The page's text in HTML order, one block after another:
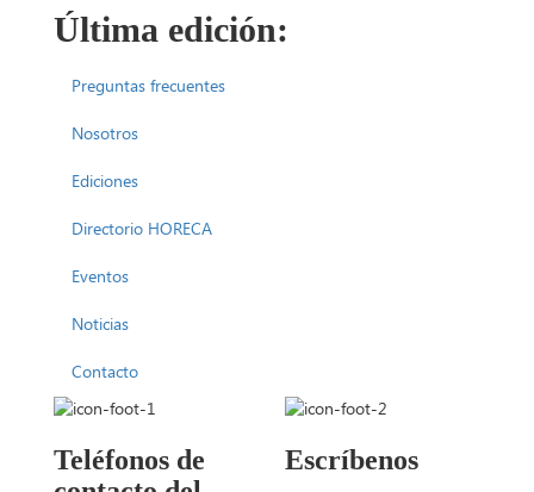
Última edición:
Preguntas frecuentes
Nosotros
Ediciones
Directorio HORECA
Eventos
Noticias
Contacto
Teléfonos de
Escríbenos